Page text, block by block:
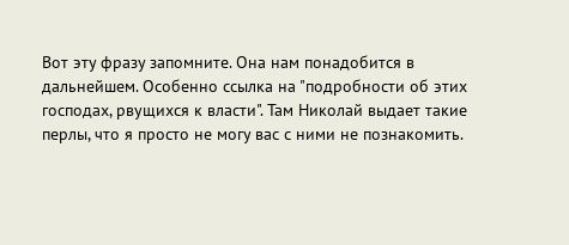
Вот эту фразу запомните. Она нам понадобится в
дальнейшем. Особенно ссылка на "подробности об этих
господах, рвущихся к власти". Там Николай выдает такие
перлы, что я просто не могу вас с ними не познакомить.